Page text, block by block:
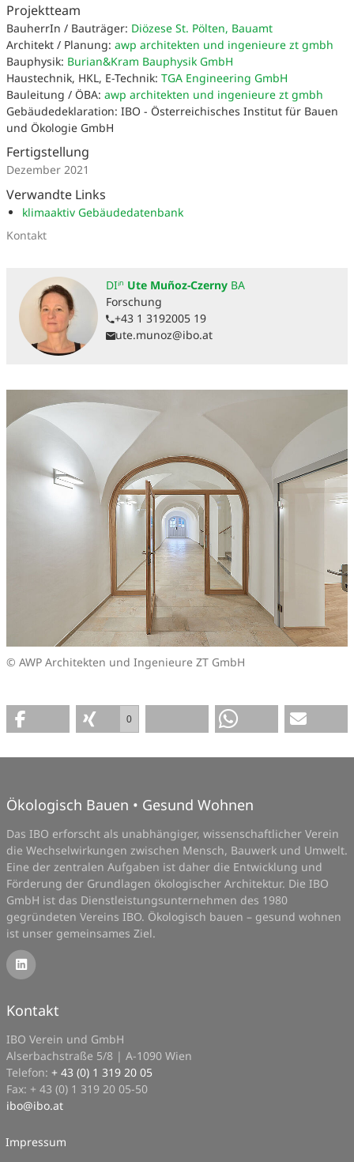
Projektteam
BauherrIn / Bauträger: Diözese St. Pölten, Bauamt
Architekt / Planung: awp architekten und ingenieure zt gmbh
Bauphysik: Burian&Kram Bauphysik GmbH
Haustechnik, HKL, E-Technik: TGA Engineering GmbH
Bauleitung / ÖBA: awp architekten und ingenieure zt gmbh
Gebäudedeklaration: IBO - Österreichisches Institut für Bauen
und Ökologie GmbH
Fertigstellung
Dezember 2021
Verwandte Links
klimaaktiv Gebäudedatenbank
Kontakt
DIⁱⁿ Ute Muñoz-Czerny BA
Forschung
+43 1 3192005 19
ute.munoz@ibo.at
© AWP Architekten und Ingenieure ZT GmbH
0
Ökologisch Bauen • Gesund Wohnen
Das IBO erforscht als unabhängiger, wissenschaftlicher Verein
die Wechselwirkungen zwischen Mensch, Bauwerk und Umwelt.
Eine der zentralen Aufgaben ist daher die Entwicklung und
Förderung der Grundlagen ökologischer Architektur. Die IBO
GmbH ist das Dienstleistungsunternehmen des 1980
gegründeten Vereins IBO. Ökologisch bauen – gesund wohnen
ist unser gemeinsames Ziel.
Kontakt
IBO Verein und GmbH
Alserbachstraße 5/8 | A-1090 Wien
Telefon: + 43 (0) 1 319 20 05
Fax: + 43 (0) 1 319 20 05-50
ibo@ibo.at
Impressum